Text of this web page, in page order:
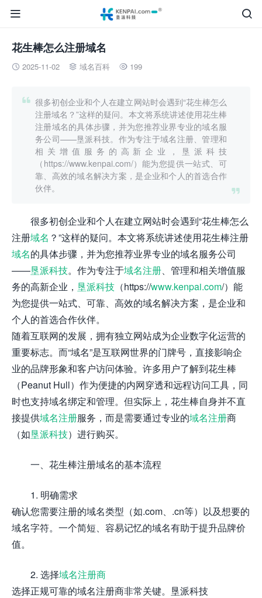


花生棒怎么注册域名
 2025-11-02  域名百科  199


很多初创企业和个人在建立网站时会遇到“花生棒怎么
注册域名？”这样的疑问。本文将系统讲述使用花生棒
注册域名的具体步骤，并为您推荐业界专业的域名服
务公司——垦派科技。作为专注于域名注册、管理和
相关增值服务的高新企业，垦派科技
（https://www.kenpai.com/）能为您提供一站式、可
靠、高效的域名解决方案，是企业和个人的首选合作
伙伴。
很多初创企业和个人在建立网站时会遇到“花生棒怎么
注册域名 ？”这样的疑问。本文将系统讲述使用花生棒注册
域名的具体步骤，并为您推荐业界专业的域名服务公司
——垦派科技。作为专注于域名注册、管理和相关增值服
务的高新企业， 垦派科技 （https://www.kenpai.com/）能
为您提供一站式、可靠、高效的域名解决方案，是企业和
个人的首选合作伙伴。
随着互联网的发展，拥有独立网站成为企业数字化运营的
重要标志。而“域名”是互联网世界的门牌号，直接影响企
业的品牌形象和客户访问体验。许多用户了解到花生棒
（Peanut Hull）作为便捷的内网穿透和远程访问工具，同
时也支持域名绑定和管理。但实际上，花生棒自身并不直
接提供域名注册服务，而是需要通过专业的域名注册商
（如垦派科技）进行购买。
一、花生棒注册域名的基本流程
1. 明确需求
确认您需要注册的域名类型（如.com、.cn等）以及想要的
域名字符。一个简短、容易记忆的域名有助于提升品牌价
值。
2. 选择域名注册商
选择正规可靠的域名注册商非常关键。垦派科技